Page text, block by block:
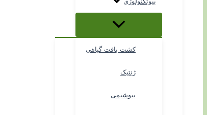
کشت بافت گیاهی
ژنتیک
بیوشیمی